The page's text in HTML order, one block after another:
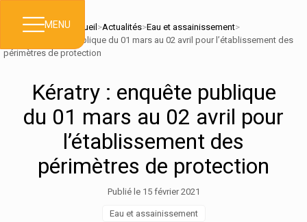
MENUAccueil >Actualités>Eau et assainissement>
Kératry : enquête publique du 01 mars au 02 avril pour l’établissement des
périmètres de protection
Kératry : enquête publique
du 01 mars au 02 avril pour
l’établissement des
périmètres de protection
Publié le 15 février 2021
Eau et assainissement